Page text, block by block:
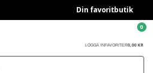
Din favoritbutik
LOGGA IN FAVORITER0,00 KR
0